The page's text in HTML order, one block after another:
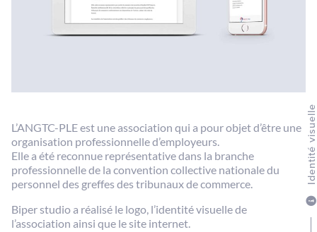
L’ANGTC-PLE est une association qui a pour objet d’être une
organisation professionnelle d’employeurs.
Elle a été reconnue représentative dans la branche
professionnelle de la convention collective nationale du
personnel des greffes des tribunaux de commerce.
Biper studio a réalisé le logo, l’identité visuelle de
l’association ainsi que le site internet.